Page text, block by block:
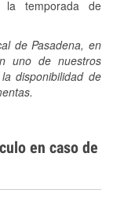
temporada de
de Pasadena, en
uno de nuestros
disponibilidad de
en caso de